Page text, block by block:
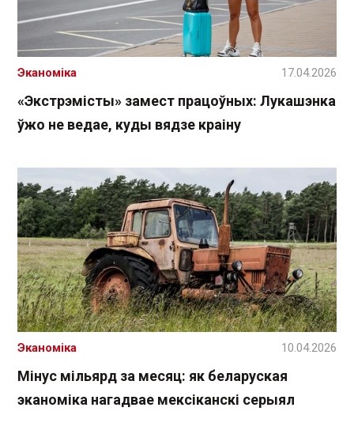
«Экстрэмісты» замест працоўных: Лукашэнка
ўжо не ведае, куды вядзе краіну
Эканоміка 17.04.2026
Мінус мільярд за месяц: як беларуская
эканоміка нагадвае мексіканскі серыял
Эканоміка 10.04.2026